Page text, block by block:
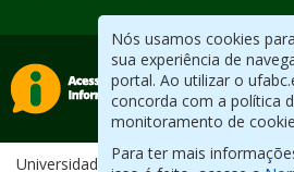
Nós usamos cookies
sua experiência de
portal. Ao utilizar o
concorda com a política
monitoramento de
Para ter mais
Universidade Federal do ABC.